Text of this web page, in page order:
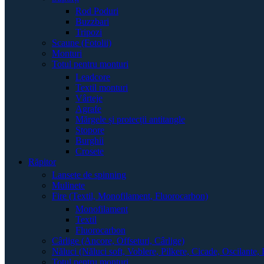
Rod Poduri
Buzzbari
Tripozi
Scaune (Fotolii)
Monturi
Totul pentru monturi
Leadcore
Textil monturi
Vârteje
Agrafe
Mărgele și protecții antitangle
Stopore
Burghii
Crosete
Răpitor
Lansete de spinning
Mulinete
Fire (Textil, Monofilament, Fluorocarbon)
Monofilament
Textil
Fluorocarbon
Cârlige (Ancore, Offseturi, Cârlige)
Năluci (Năluci soft, Voblere, Pilkere, Cicade, Oscilante,
Totul pentru monturi